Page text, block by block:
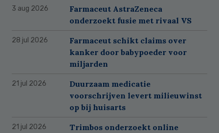
3 aug 2026
Farmaceut AstraZeneca
onderzoekt fusie met rivaal VS
28 jul 2026
Farmaceut schikt claims over
kanker door babypoeder voor
miljarden
21 jul 2026
Duurzaam medicatie
voorschrijven levert milieuwinst
op bij huisarts
21 jul 2026
Trimbos onderzoekt online